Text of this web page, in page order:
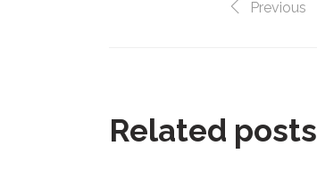
Previous
Related posts